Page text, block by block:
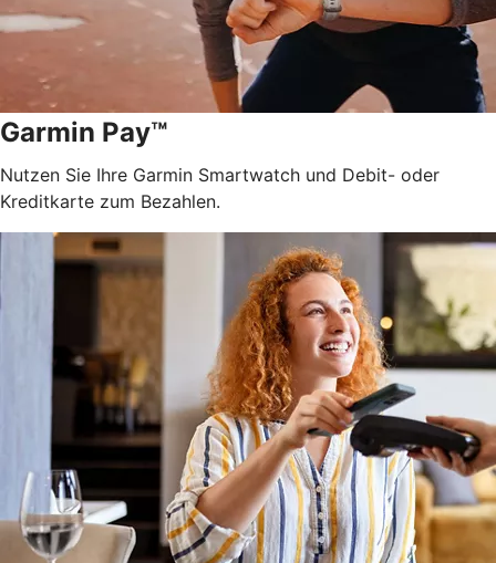
Garmin Pay™
Nutzen Sie Ihre Garmin Smartwatch und Debit- oder
Kreditkarte zum Bezahlen.